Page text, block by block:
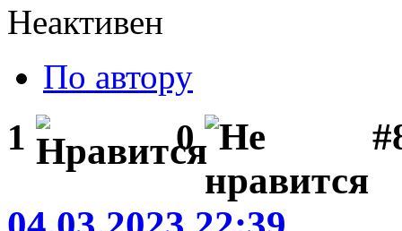
Неактивен
По автору
1 0